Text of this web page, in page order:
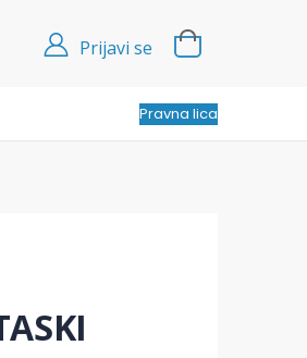
Prijavi se
Pravna lica